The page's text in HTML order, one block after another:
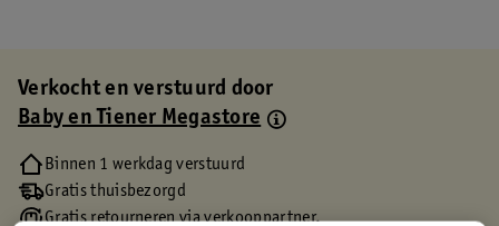
Verkocht en verstuurd door
Baby en Tiener Megastore
Binnen 1 werkdag verstuurd
Gratis thuisbezorgd
Gratis retourneren via verkooppartner.